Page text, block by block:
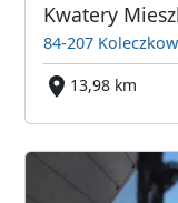
Kwatery
84-207
13,98 km